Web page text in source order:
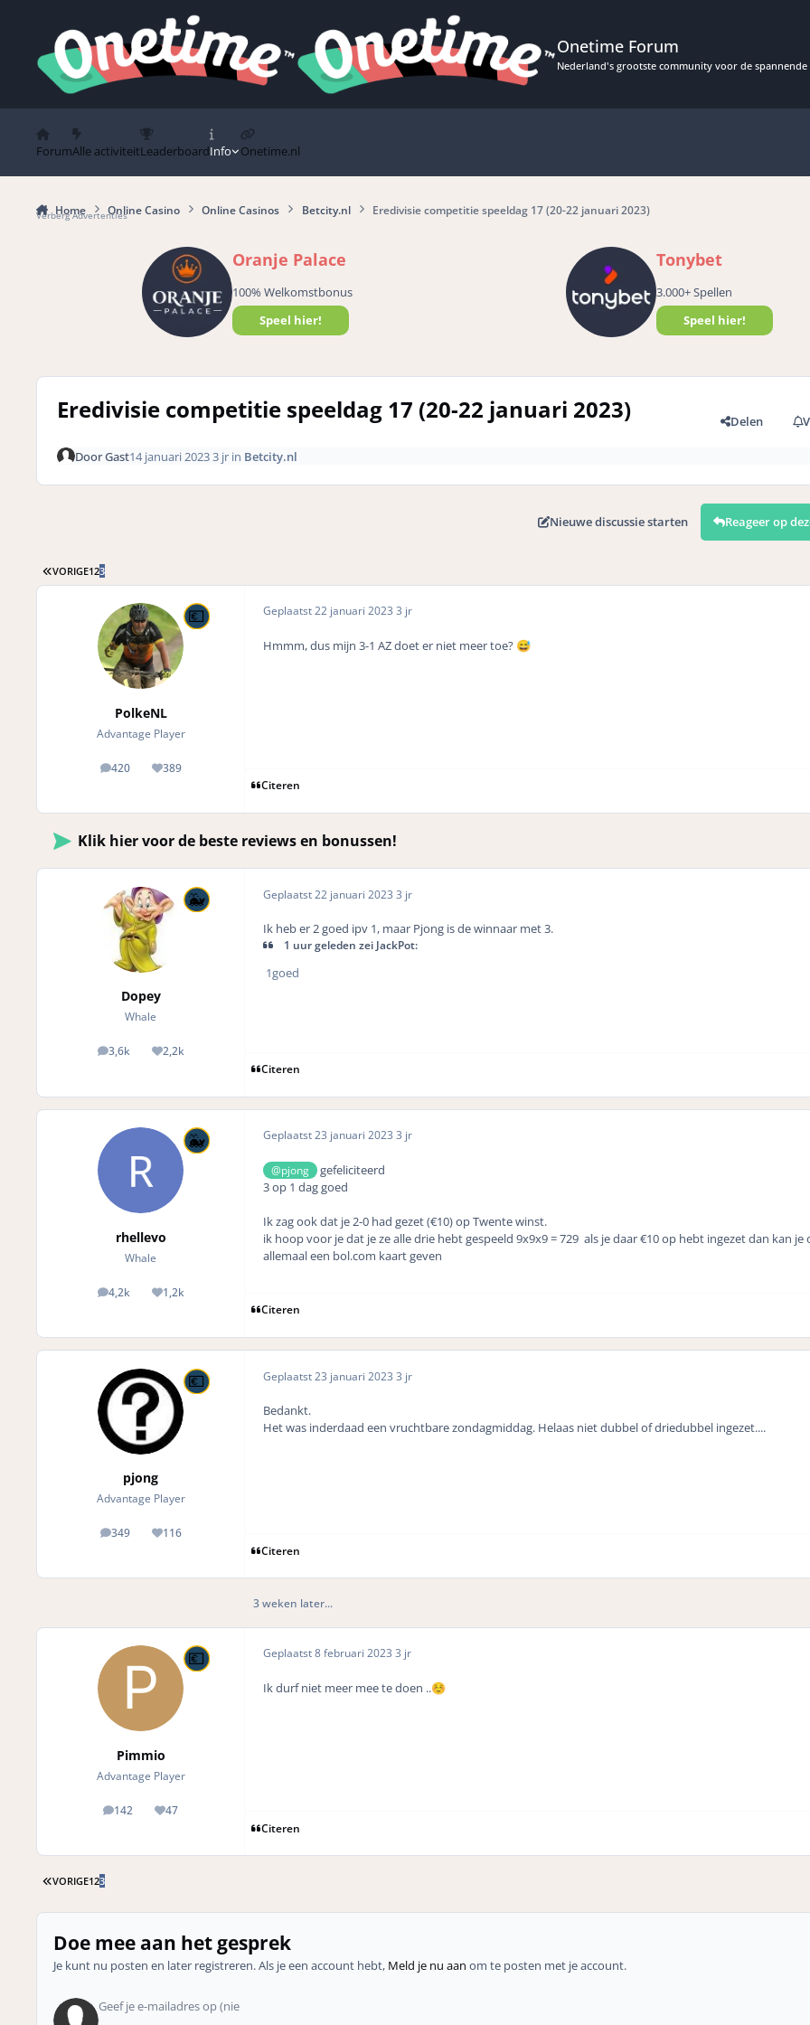
Onetime Forum
Nederland's grootste community voor de spannende
ForumAlle activiteitLeaderboardInfo Onetime.nl
Home Online Casino Online Casinos Betcity.nl Eredivisie competitie speeldag 17 (20-22 januari 2023)
Verberg Advertenties
Oranje Palace
100% Welkomstbonus
Speel hier!
Tonybet
3.000+ Spellen
Speel hier!
Eredivisie competitie speeldag 17 (20-22 januari 2023) Delen
DoorGast14 januari 20233 jrin Betcity.nl
Nieuwe discussie starten Reageer op
EERSTE PAGINA
VORIGE123
PolkeNL
Advantage Player
420
posts 389
Reputation
Geplaatst22 januari 2023 3 jr
Hmmm, dus mijn 3-1 AZ doet er niet meer toe? 😅
Citeren
Klik hier voor de beste reviews en bonussen!
Dopey
Whale
3,6k
posts 2,2k
Reputation
Geplaatst22 januari 2023 3 jr
Ik heb er 2 goed ipv 1, maar Pjong is de winnaar met 3.
1 uur geleden zei JackPot:
1goed
Citeren
rhellevo
Whale
4,2k
posts 1,2k
Reputation
Geplaatst23 januari 2023 3 jr
@pjong
gefeliciteerd
3 op 1 dag goed
Ik zag ook dat je 2-0 had gezet (€10) op Twente winst.
ik hoop voor je dat je ze alle drie hebt gespeeld 9x9x9 = 729 als je daar €10 op hebt ingezet dan kan je
allemaal een bol.com kaart geven
Citeren
pjong
Advantage Player
349
posts 116
Reputation
Geplaatst23 januari 2023 3 jr
Bedankt.
Het was inderdaad een vruchtbare zondagmiddag. Helaas niet dubbel of driedubbel ingezet....
Citeren
3 weken later...
Pimmio
Advantage Player
142
posts 47
Reputation
Geplaatst8 februari 2023 3 jr
Ik durf niet meer mee te doen ..☺️
Citeren
EERSTE PAGINA
VORIGE123
Doe mee aan het gesprek
Je kunt nu posten en later registreren. Als je een account hebt, Meld je nu aan om te posten met je account.